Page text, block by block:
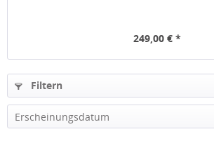
249,00 € *
Filtern
Erscheinungsdatum